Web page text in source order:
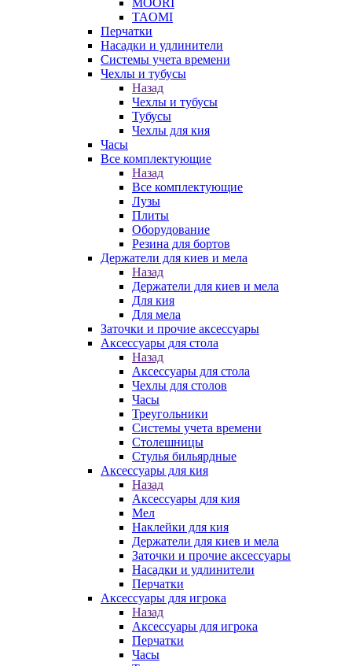
MOORI
TAOMI
Перчатки
Насадки и удлинители
Системы учета времени
Чехлы и тубусы
Назад
Чехлы и тубусы
Тубусы
Чехлы для кия
Часы
Все комплектующие
Назад
Все комплектующие
Лузы
Плиты
Оборудование
Резина для бортов
Держатели для киев и мела
Назад
Держатели для киев и мела
Для кия
Для мела
Заточки и прочие аксессуары
Аксессуары для стола
Назад
Аксессуары для стола
Чехлы для столов
Часы
Треугольники
Системы учета времени
Столешницы
Стулья бильярдные
Аксессуары для кия
Назад
Аксессуары для кия
Мел
Наклейки для кия
Держатели для киев и мела
Заточки и прочие аксессуары
Насадки и удлинители
Перчатки
Аксессуары для игрока
Назад
Аксессуары для игрока
Перчатки
Часы